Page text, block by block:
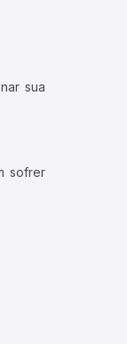
sua
sofrer